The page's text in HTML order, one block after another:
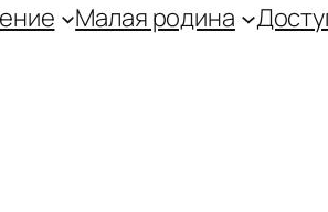
Малая родина